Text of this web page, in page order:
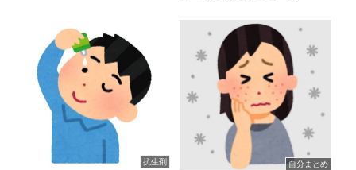
抗生剤 自分まとめ